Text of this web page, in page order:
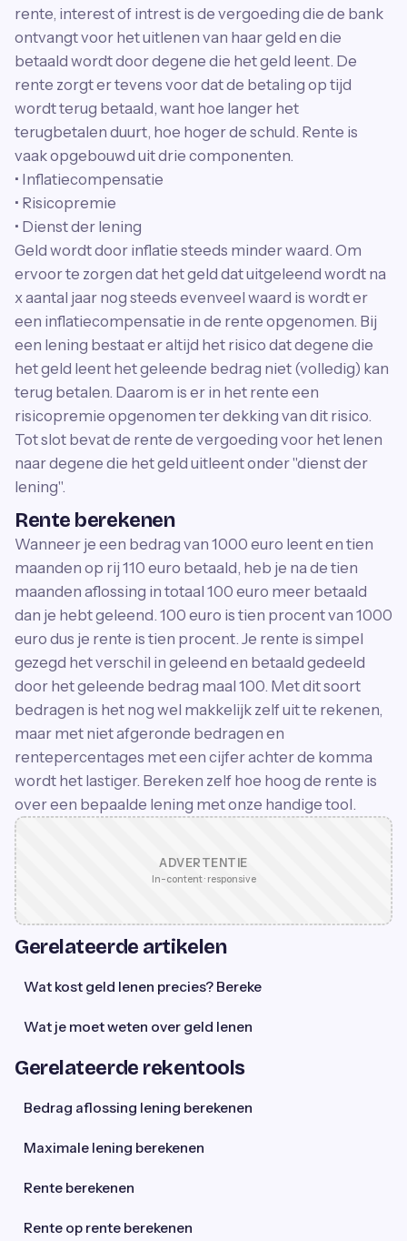
rente, interest of intrest is de vergoeding die de bank
ontvangt voor het uitlenen van haar geld en die
betaald wordt door degene die het geld leent. De
rente zorgt er tevens voor dat de betaling op tijd
wordt terug betaald, want hoe langer het
terugbetalen duurt, hoe hoger de schuld. Rente is
vaak opgebouwd uit drie componenten.
• Inflatiecompensatie
• Risicopremie
• Dienst der lening
Geld wordt door inflatie steeds minder waard. Om
ervoor te zorgen dat het geld dat uitgeleend wordt na
x aantal jaar nog steeds evenveel waard is wordt er
een inflatiecompensatie in de rente opgenomen. Bij
een lening bestaat er altijd het risico dat degene die
het geld leent het geleende bedrag niet (volledig) kan
terug betalen. Daarom is er in het rente een
risicopremie opgenomen ter dekking van dit risico.
Tot slot bevat de rente de vergoeding voor het lenen
naar degene die het geld uitleent onder "dienst der
lening".
Rente berekenen
Wanneer je een bedrag van 1000 euro leent en tien
maanden op rij 110 euro betaald, heb je na de tien
maanden aflossing in totaal 100 euro meer betaald
dan je hebt geleend. 100 euro is tien procent van 1000
euro dus je rente is tien procent. Je rente is simpel
gezegd het verschil in geleend en betaald gedeeld
door het geleende bedrag maal 100. Met dit soort
bedragen is het nog wel makkelijk zelf uit te rekenen,
maar met niet afgeronde bedragen en
rentepercentages met een cijfer achter de komma
wordt het lastiger. Bereken zelf hoe hoog de rente is
over een bepaalde lening met onze handige tool.
ADVERTENTIE
In-content · responsive
Gerelateerde artikelen
Wat kost geld lenen precies? Bereke
Wat je moet weten over geld lenen
Gerelateerde rekentools
Bedrag aflossing lening berekenen
Maximale lening berekenen
Rente berekenen
Rente op rente berekenen